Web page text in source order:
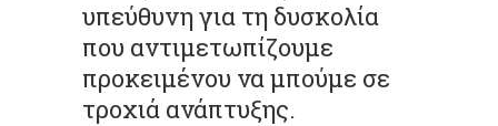
υπεύθυνη για τη δυσκολία
που αντιμετωπίζουμε
προκειμένου να μπούμε σε
τροχιά ανάπτυξης.